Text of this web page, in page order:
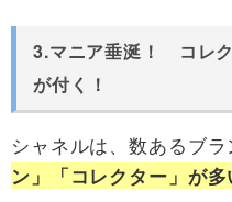
3.マニア垂涎！ コレ
が付く！
シャネルは、数あるブ
ン」「コレクター」が